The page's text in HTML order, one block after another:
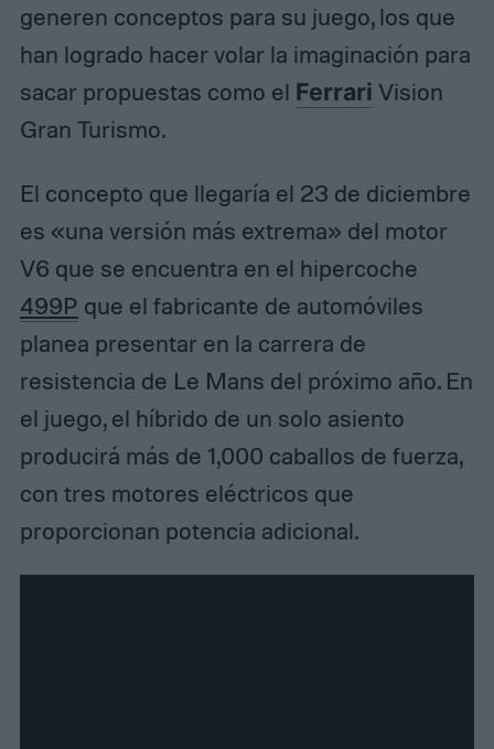
generen conceptos para su juego, los que
han logrado hacer volar la imaginación para
sacar propuestas como el Ferrari Vision
Gran Turismo.
El concepto que llegaría el 23 de diciembre
es «una versión más extrema» del motor
V6 que se encuentra en el hipercoche
499P que el fabricante de automóviles
planea presentar en la carrera de
resistencia de Le Mans del próximo año. En
el juego, el híbrido de un solo asiento
producirá más de 1,000 caballos de fuerza,
con tres motores eléctricos que
proporcionan potencia adicional.